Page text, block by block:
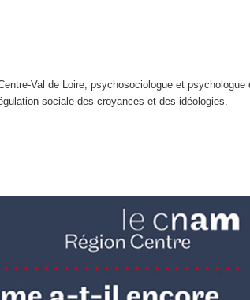
Val de Loire, psychosociologue et psychologue
sociale des croyances et des idéologies.